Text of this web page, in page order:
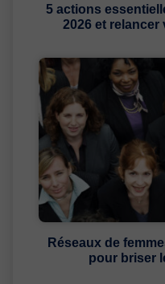
5 actions
2026 et relancer
Réseaux de
pour briser